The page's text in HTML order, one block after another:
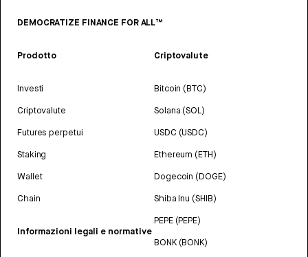
DEMOCRATIZE FINANCE FOR ALL™
Prodotto
Investi
Criptovalute
Futures perpetui
Staking
Wallet
Chain
Informazioni legali e normative
Criptovalute
Bitcoin (BTC)
Solana (SOL)
USDC (USDC)
Ethereum (ETH)
Dogecoin (DOGE)
Shiba Inu (SHIB)
PEPE (PEPE)
BONK (BONK)